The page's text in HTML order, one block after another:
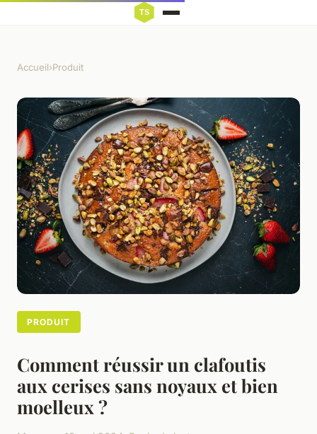
Accueil›Produit
PRODUIT
Comment réussir un clafoutis
aux cerises sans noyaux et bien
moelleux ?